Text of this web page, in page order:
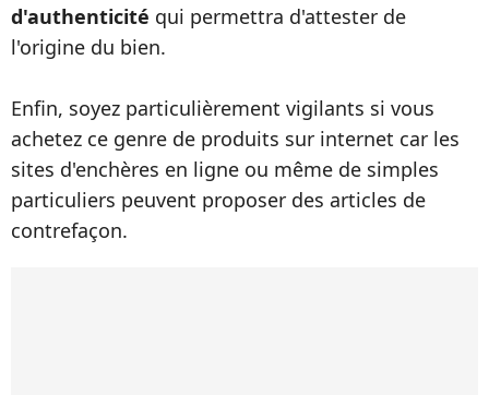
d'authenticité qui permettra d'attester de
l'origine du bien.
Enfin, soyez particulièrement vigilants si vous
achetez ce genre de produits sur internet car les
sites d'enchères en ligne ou même de simples
particuliers peuvent proposer des articles de
contrefaçon.